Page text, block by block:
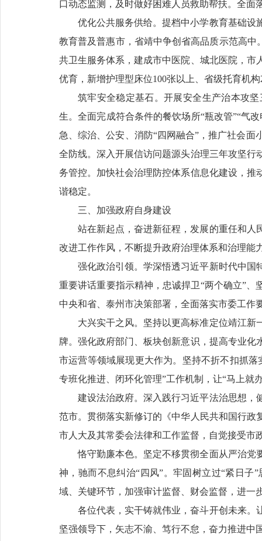
口动态监测，及时做好困难人员救助帮扶。全
优化公共服务供给。提档中小学教育基础设
教育普及普惠市，省靖中争创省高品质示范高中
共卫生服务体系，建成市中医院、城北医院，
优育，新增护理型床位100张以上、省级托育机构
筑牢安全稳定基石。开展安全生产治本攻
生。全面完成符合条件的餐饮场所“瓶改管”“气
急、综治、公安、消防“四网融合”，推广社会
全防线。深入开展信访问题源头治理三年攻坚
务管控。加快社会治理防控体系信息化建设，
谐稳定。
三、加强政府自身建设
站在新起点，奋进新征程，发展的重任和人
改进工作作风，不断提升政府治理体系和治理能
强化政治引领。学深悟透习近平新时代中国
重要讲话重要指示精神，忠诚捍卫“两个确立”
中央和省、泰州市决策部署，全面落实市委工作
大兴实干之风。坚持以更高标准定位靖江
牌。强化政府部门、板块创新意识，提高专业
市运营等领域展现更大作为。坚持不折不扣抓
专班化推进、闭环化管理”工作机制，让“马上就
建设法治政府。深入践行习近平法治思想，
范市。贯彻落实新修订的《中华人民共和国行
市人大及其常委会法律和工作监督，自觉接受市
恪守勤廉本色。坚定不移贯彻全面从严治党
神，驰而不息纠治“四风”。牢固树立过“紧日子
域、关键环节，加强审计监督、财会监督，进一
各位代表，实干铸就伟业，奋斗开创未来。
坚强领导下，矢志不渝、笃行不怠，奋力推进中